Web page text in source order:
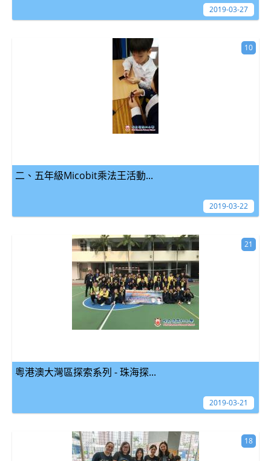
2019-03-27
二、五年級Micobit乘法王活動...
10
2019-03-22
粵港澳大灣區探索系列 - 珠海探...
21
2019-03-21
18